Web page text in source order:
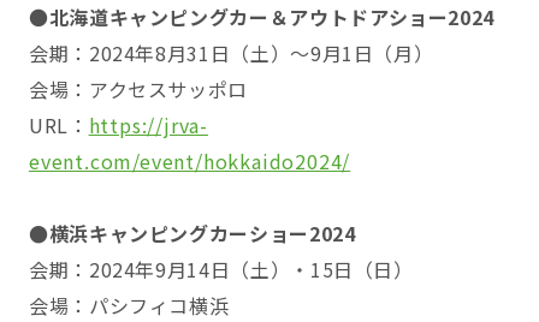
●北海道キャンピングカー＆アウトドアショー2024
会期：2024年8月31日（土）～9月1日（月）
会場：アクセスサッポロ
URL： https://jrva-
event.com/event/hokkaido2024/
●横浜キャンピングカーショー2024
会期：2024年9月14日（土）・15日（日）
会場：パシフィコ横浜